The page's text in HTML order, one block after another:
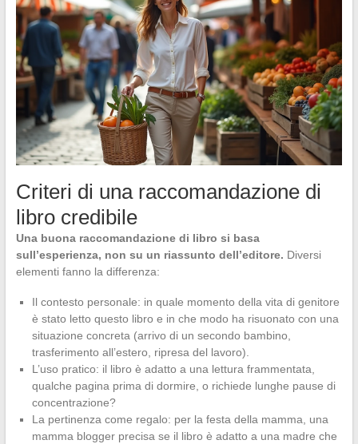
Criteri di una raccomandazione di
libro credibile
Una buona raccomandazione di libro si basa
sull’esperienza, non su un riassunto dell’editore. Diversi
elementi fanno la differenza:
Il contesto personale: in quale momento della vita di genitore
è stato letto questo libro e in che modo ha risuonato con una
situazione concreta (arrivo di un secondo bambino,
trasferimento all’estero, ripresa del lavoro).
L’uso pratico: il libro è adatto a una lettura frammentata,
qualche pagina prima di dormire, o richiede lunghe pause di
concentrazione?
La pertinenza come regalo: per la festa della mamma, una
mamma blogger precisa se il libro è adatto a una madre che